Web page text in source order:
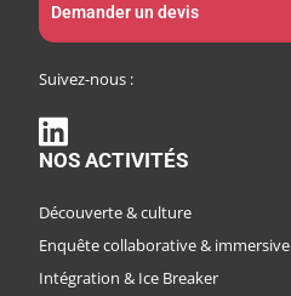
Demander un devis
Suivez-nous :
NOS ACTIVITÉS
Découverte & culture
Enquête collaborative & immersive
Intégration & Ice Breaker